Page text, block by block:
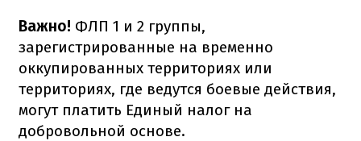
Важно! ФЛП 1 и 2 группы,
зарегистрированные на временно
оккупированных территориях или
территориях, где ведутся боевые действия,
могут платить Единый налог на
добровольной основе.